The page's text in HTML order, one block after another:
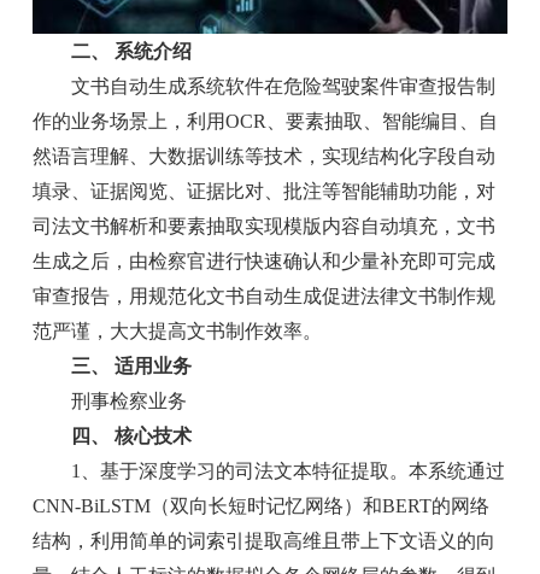
二、 系统介绍
文书自动生成系统软件在危险驾驶案件审查报告制
作的业务场景上，利用OCR、要素抽取、智能编目、自
然语言理解、大数据训练等技术，实现结构化字段自动
填录、证据阅览、证据比对、批注等智能辅助功能，对
司法文书解析和要素抽取实现模版内容自动填充，文书
生成之后，由检察官进行快速确认和少量补充即可完成
审查报告，用规范化文书自动生成促进法律文书制作规
范严谨，大大提高文书制作效率。
三、 适用业务
刑事检察业务
四、 核心技术
1、基于深度学习的司法文本特征提取。本系统通过
CNN-BiLSTM（双向长短时记忆网络）和BERT的网络
结构，利用简单的词索引提取高维且带上下文语义的向